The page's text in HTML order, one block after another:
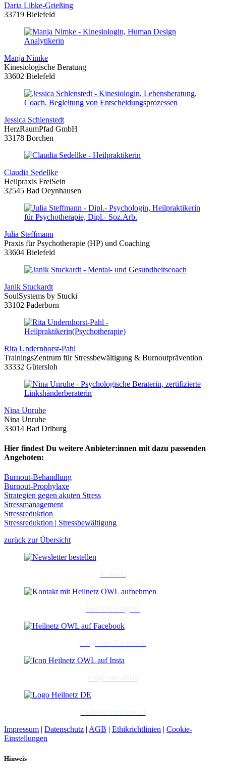
Daria Libke-Grießing
33719 Bielefeld
Manja Nimke
Kinesiologische Beratung
33602 Bielefeld
Jessica Schlenstedt
HerzRaumPfad GmbH
33178 Borchen
Claudia Sedellke
Heilpraxis FreiSein
32545 Bad Oeynhausen
Julia Steffmann
Praxis für Psychotherapie (HP) und Coaching
33604 Bielefeld
Janik Stuckardt
SoulSystems by Stucki
33102 Paderborn
Rita Undernhorst-Pahl
TrainingsZentrum für Stressbewältigung & Burnoutprävention
33332 Gütersloh
Nina Unruhe
Nina Unruhe
33014 Bad Driburg
Hier findest Du weitere Anbieter:innen mit dazu passenden
Angeboten:
Burnout-Behandlung
Burnout-Prophylaxe
Strategien gegen akuten Stress
Stressmanagement
Stressreduktion
Stressreduktion | Stressbewältigung
zurück zur Übersicht
Impressum | Datenschutz | AGB | Ethikrichtlinien | Cookie-
Einstellungen
Hinweis